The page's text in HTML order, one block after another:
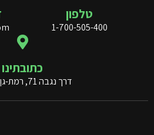
טלפון
1-700-505-400
כתובתינו
דרך נגבה 71, רמת-גן, ישראל